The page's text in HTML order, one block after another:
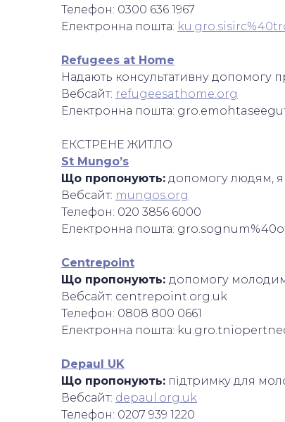
Телефон: 0300 636 1967
Електронна пошта:
Refugees at Home
Надають консультативну допомогу
Вебсайт: refugeesathome.org
Електронна пошта:
ЕКСТРЕНЕ ЖИТЛО
St Mungo’s
Що пропонують: допомогу людям,
Вебсайт: mungos.org
Телефон: 020 3856 6000
Електронна пошта:
Centrepoint
Що пропонують: допомогу молодим
Вебсайт: centrepoint.org.uk
Телефон: 0808 800 0661
Електронна пошта:
Depaul UK
Що пропонують: підтримку для
Вебсайт: depaul.org.uk
Телефон: 0207 939 1220